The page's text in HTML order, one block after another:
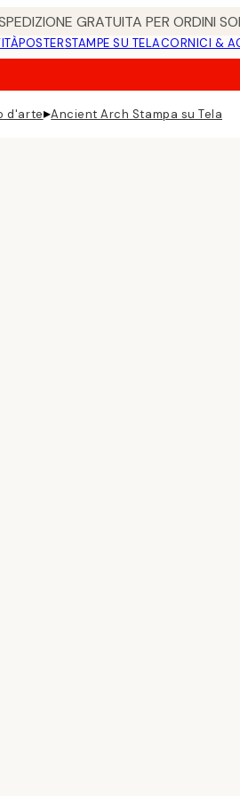
GRATUITA PER ORDINI
POSTERSTAMPE SU TELACORNICI &
d'arte▸Ancient Arch Stampa su Tela